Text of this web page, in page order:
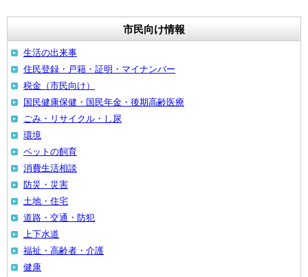
市民向け情報
生活の出来事
住民登録・戸籍・証明・マイナンバー
税金（市民向け）
国民健康保健・国民年金・後期高齢医療
ごみ・リサイクル・し尿
環境
ペットの飼育
消費生活相談
防災・災害
土地・住宅
道路・交通・防犯
上下水道
福祉・高齢者・介護
健康